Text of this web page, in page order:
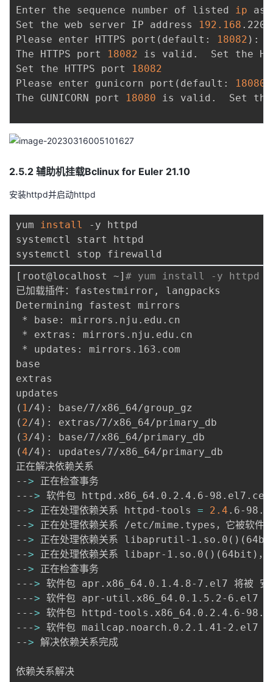
Enter the sequence number of listed
ip as
Set the web server IP address
192.168
Please enter HTTPS port ( default: 18082 ) :
The HTTPS port
18082 is valid.  Set the
Set the HTTPS port
18082
Please enter gunicorn port ( default: 18080
The GUNICORN port
18080 is valid.  Set the
2.5.2 辅助机挂载Bclinux for Euler 21.10
安装httpd并启动httpd
yum install
-y httpd
systemctl start httpd
[ root@localhost ~] # yum install -y httpd
已加载插件：fastestmirror, langpacks
Determining fastest mirrors
* base: mirrors.nju.edu.cn
* extras: mirrors.nju.edu.cn
* updates: mirrors.163.com
( 1 /4 ) : base/7/
( 2/4 ) : extras/7/
( 3/4 ) : base/7/
(4/4 ) : updates/7/
正在解决依赖关系
--> 正在检查事务
---> 软件包 httpd.x86_64.0.2.4.6-
--> 正在处理依赖关系 httpd-tools = 2.4 .6-
--> 正在处理依赖关系 /etc/mime.types，它被
--> 正在处理依赖关系 libaprutil-1.so.0 ( ) (
--> 正在处理依赖关系 libapr-1.so.0 ( ) ( 64bit )
--> 正在检查事务
---> 软件包 apr.x86_64.0.1.4.8-7.el7 将被 安
---> 软件包 apr-util.x86_64.0.1.5.2-6.el7 将
---> 软件包 httpd-tools.x86_64.0.2.4.6-
---> 软件包 mailcap.noarch.0.2.1.41-2.el7 将
--> 解决依赖关系完成
依赖关系解决